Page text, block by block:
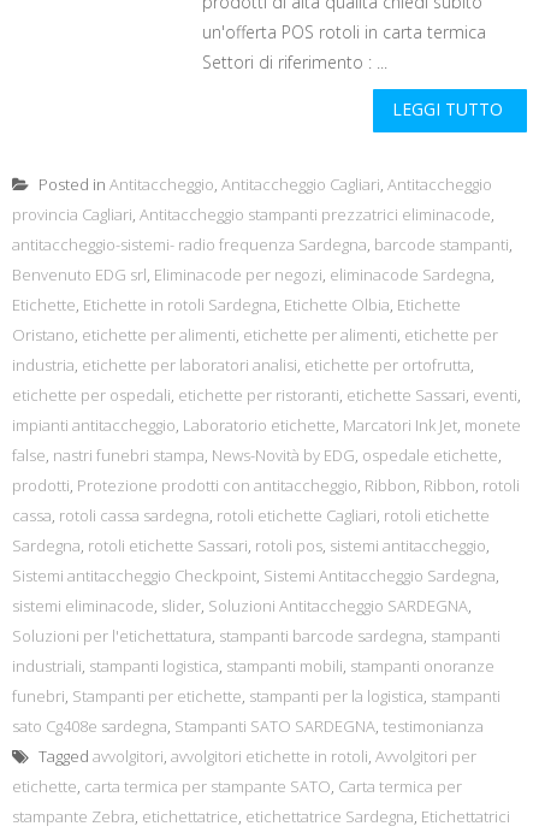
un'offerta POS rotoli in carta termica
Settori di riferimento : ...
LEGGI TUTTO
Posted in Antitaccheggio, Antitaccheggio Cagliari, Antitaccheggio
provincia Cagliari, Antitaccheggio stampanti prezzatrici eliminacode,
antitaccheggio-sistemi- radio frequenza Sardegna, barcode stampanti,
Benvenuto EDG srl, Eliminacode per negozi, eliminacode Sardegna,
Etichette, Etichette in rotoli Sardegna, Etichette Olbia, Etichette
Oristano, etichette per alimenti, etichette per alimenti, etichette per
industria, etichette per laboratori analisi, etichette per ortofrutta,
etichette per ospedali, etichette per ristoranti, etichette Sassari, eventi,
impianti antitaccheggio, Laboratorio etichette, Marcatori Ink Jet, monete
false, nastri funebri stampa, News-Novità by EDG, ospedale etichette,
prodotti, Protezione prodotti con antitaccheggio, Ribbon, Ribbon, rotoli
cassa, rotoli cassa sardegna, rotoli etichette Cagliari, rotoli etichette
Sardegna, rotoli etichette Sassari, rotoli pos, sistemi antitaccheggio,
Sistemi antitaccheggio Checkpoint, Sistemi Antitaccheggio Sardegna,
sistemi eliminacode, slider, Soluzioni Antitaccheggio SARDEGNA,
Soluzioni per l'etichettatura, stampanti barcode sardegna, stampanti
industriali, stampanti logistica, stampanti mobili, stampanti onoranze
funebri, Stampanti per etichette, stampanti per la logistica, stampanti
sato Cg408e sardegna, Stampanti SATO SARDEGNA, testimonianza
Tagged avvolgitori, avvolgitori etichette in rotoli, Avvolgitori per
etichette, carta termica per stampante SATO, Carta termica per
stampante Zebra, etichettatrice, etichettatrice Sardegna, Etichettatrici